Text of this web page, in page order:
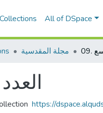
All of DSpace
مجلة المقدسية
09.
https://